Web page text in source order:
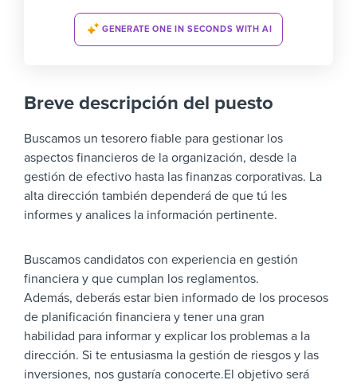
GENERATE ONE IN SECONDS WITH AI
Breve descripción del puesto
Buscamos un tesorero fiable para gestionar los
aspectos financieros de la organización, desde la
gestión de efectivo hasta las finanzas corporativas. La
alta dirección también dependerá de que tú les
informes y analices la información pertinente.
Buscamos candidatos con experiencia en gestión
financiera y que cumplan los reglamentos.
Además, deberás estar bien informado de los procesos
de planificación financiera y tener una gran
habilidad para informar y explicar los problemas a la
dirección. Si te entusiasma la gestión de riesgos y las
inversiones, nos gustaría conocerte.El objetivo será